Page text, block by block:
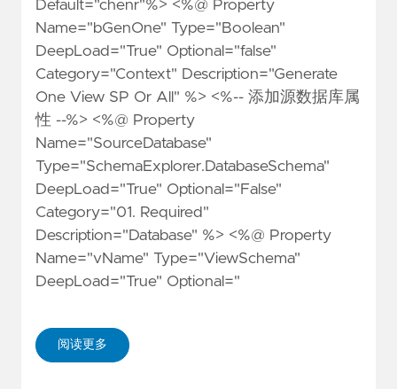
Default="chenr"%> <%@ Property
Name="bGenOne" Type="Boolean"
DeepLoad="True" Optional="false"
Category="Context" Description="Generate
One View SP Or All" %> <%-- 添加源数据库属
性 --%> <%@ Property
Name="SourceDatabase"
Type="SchemaExplorer.DatabaseSchema"
DeepLoad="True" Optional="False"
Category="01. Required"
Description="Database" %> <%@ Property
Name="vName" Type="ViewSchema"
DeepLoad="True" Optional="
阅读更多